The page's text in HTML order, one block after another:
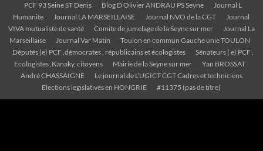
PCF 93 Seine ST Denis
Blog D Olivier ANDRAU PS Seyne
Journal L
Humanite
Journal LA MARSEILLAISE Journal NVO de la CGT
Journal
VIVA mutualiste de santé
Comite de jumelage de la Seyne sur mer
Journal La
Marseillaise
Journal Var Matin
Toulon en commun Gauche unie TOULON
Députés (e) PCF ,démocrates , républicains et écologistes
Sénateurs ( e) PCF ,
Ecologistes ,Kanaky, citoyens
Mairie de la Seyne sur mer
Yan BROSSAT
André CHASSAIGNE
Le journal de L’UGICT CGT Cadres et techniciens
Elections legislatives en HONGRIE
#11375 (pas de titre)